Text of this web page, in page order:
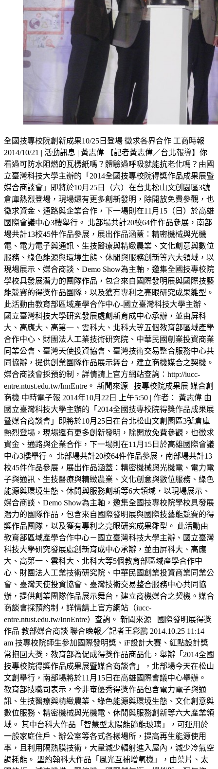
全國技專校院創新成果10/25日登場 徵求各界合作 工商時報
2014/10/21 | 活動訊息 | 黃志偉 【記者黃志偉／台北報導】你
看過可防水阻燃的瓦楞紙嗎？體驗過呼吸就能抗老化嗎？由國
立臺灣科技大學主辦的「2014全國技專校院得獎作品成果展暨
媒合商談會」即將於10月25日（六）在台北松山文創園區3號
倉庫熱烈登場，現場還有更多創新發明，除開放免費參觀，也
徵求資金、通路與企業合作，下一場則在11月15（日）於高雄
國際會議中心3樓舉行。 北部場共計20校64件作品參展，南部
場共計13校45件作品參展，展出作品涵蓋：精密機械與光機
電、電力電子與通訊、生技醫療與精緻農業、文化創意與數位
服務、綠色能源與環境生態、休閒與服務創新等六大領域，以
現場展示、媒合商談、Demo Show為主軸，邀集全國技專校院
學校具發展潛力的團隊作品，包含來自國際發明展與國際技藝
能競賽的得獎作品團隊，以及獲有專利之亮眼研究成果雛型。
此活動由教育部區域產學合作中心-國立臺灣科技大學主辦、
國立臺灣科技大學研究發展處創新育成中心承辦，並由屏科
大、高應大、高第一、雲科大、北科大等五個教育部區域產學
合作中心、財團法人工業技術研究院、中華民國創業投資商業
同業公會、臺灣天使投資協會、臺灣技術交易整合服務中心共
同協辦，提供創業團隊作品展示舞台，建立商機媒合之契機。
媒合商談會採預約制，詳情請上官方網站查詢：http://iucc-
entre.ntust.edu.tw/InnEntre。 新聞來源 技專校院成果展 媒合創
商機 中時電子報 2014年10月22日 上午5:50 | 作者： 黃志偉 由
國立臺灣科技大學主辦的「2014全國技專校院得獎作品成果展
暨媒合商談會」即將於10月25日在台北松山文創園區3號倉庫
熱烈登場，現場還有更多創新發明，除開放免費參觀，也徵求
資金、通路與企業合作，下一場則在11月15日於高雄國際會議
中心3樓舉行。 北部場共計20校64件作品參展，南部場共計13
校45件作品參展，展出作品涵蓋：精密機械與光機電、電力電
子與通訊、生技醫療與精緻農業、文化創意與數位服務、綠色
能源與環境生態、休閒與服務創新等6大領域，以現場展示、
媒合商談、Demo Show為主軸，邀集全國技專校院學校具發展
潛力的團隊作品，包含來自國際發明展與國際技藝能競賽的得
獎作品團隊，以及獲有專利之亮眼研究成果雛型。 此活動由
教育部區域產學合作中心－國立臺灣科技大學主辦、國立臺灣
科技大學研究發展處創新育成中心承辦，並由屏科大、高應
大、高第一、雲科大、北科大等5個教育部區域產學合作中
心、財團法人工業技術研究院、中華民國創業投資商業同業公
會、臺灣天使投資協會、臺灣技術交易整合服務中心共同協
辦，提供創業團隊作品展示舞台，建立商機媒合之契機。媒合
商談會採預約制，詳情請上官方網站（iucc-
entre.ntust.edu.tw/InnEntre）查詢。 新聞來源 國際發明展得獎
作品 教部媒合商談 聯合晚報╱記者王彩鸝 2014.10.25 11:14
am 技專校院師生參加國際發明獎、iF設計大賽、紅點設計獎
常抱回大獎，教育部為促成得獎作品商品化，舉辦「2014全國
技專校院得獎作品成果展暨媒合商談會」，北部場今天在松山
文創舉行，南部場將於11月15日在高雄國際會議中心舉辦。
教育部技職司表示，今非奄優秀得獎作品包含電力電子與通
訊、生技醫療與精緻農業、綠色能源與環境生態、文化創意與
數位服務、精密機械與光機電、休閒與服務創新等六大產業領
域。 其中台科大作品「智慧型太陽能節能玻璃」，可運用於
一般家庭住戶、辦公室等各式各樣場所，提高再生能源使用
率，且利用隔熱膜技術，大量減少輻射進入屋內，減少冷氣空
調耗能。 聖約翰科大作品「風光互補增氧機」，由葉片、太